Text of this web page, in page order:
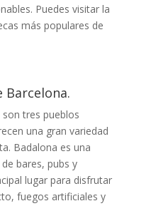
Puedes visitar la
más populares de
Barcelona.
son tres pueblos
una gran variedad
Badalona es una
bares, pubs y
lugar para disfrutar
fuegos artificiales y